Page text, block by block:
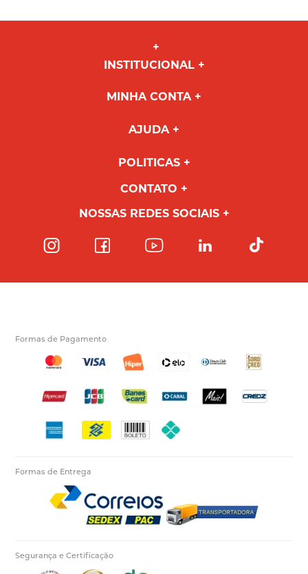
INSTITUCIONAL
MINHA CONTA
AJUDA
POLITICAS
CONTATO
NOSSAS REDES SOCIAIS
Formas de Pagamento
Formas de Entrega
Segurança e Certificação